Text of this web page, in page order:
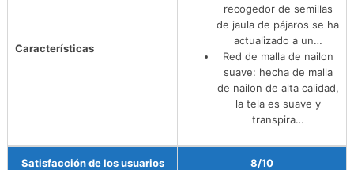
Características
recogedor de semillas
de jaula de pájaros se ha
actualizado a un…
Red de malla de nailon
suave: hecha de malla
de nailon de alta calidad,
la tela es suave y
transpira…
Satisfacción de los usuarios 8/10